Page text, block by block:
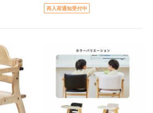
再入荷通知受付中